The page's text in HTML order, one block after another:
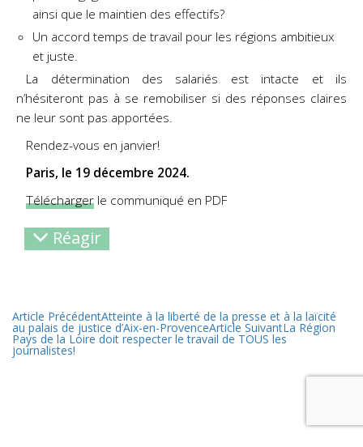
ainsi que le maintien des effectifs?
Un accord temps de travail pour les régions ambitieux
et juste.
La détermination des salariés est intacte et ils
n’hésiteront pas à se remobiliser si des réponses claires
ne leur sont pas apportées.
Rendez-vous en janvier!
Paris, le 19 décembre 2024.
Télécharger le communiqué en PDF
Réagir
Article PrécédentAtteinte à la liberté de la presse et à la laïcité
au palais de justice d’Aix-en-ProvenceArticle SuivantLa Région
Pays de la Loire doit respecter le travail de TOUS les
journalistes!